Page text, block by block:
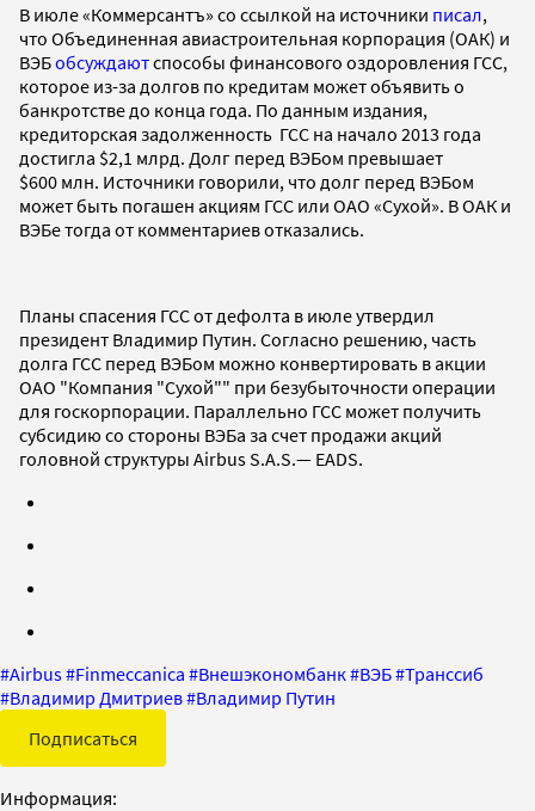
В июле «Коммерсантъ» со ссылкой на источники писал,
что Объединенная авиастроительная корпорация (ОАК) и
ВЭБобсуждаютспособы финансового оздоровления ГСС,
которое из-за долгов по кредитам может объявить о
банкротстве до конца года. По данным издания,
кредиторская задолженность ГСС на начало 2013 года
достигла $2,1 млрд. Долг перед ВЭБом превышает
$600 млн. Источники говорили, что долг перед ВЭБом
может быть погашен акциям ГСС или ОАО «Сухой». В ОАК и
ВЭБе тогда от комментариев отказались.
Планы спасения ГСС от дефолта в июле утвердил
президент Владимир Путин. Согласно решению, часть
долга ГСС перед ВЭБом можно конвертировать в акции
ОАО "Компания "Сухой"" при безубыточности операции
для госкорпорации. Параллельно ГСС может получить
субсидию со стороны ВЭБа за счет продажи акций
головной структуры Airbus S.A.S.— EADS.
#Airbus#Finmeccanica #Внешэкономбанк#ВЭБ#Транссиб
#Владимир Дмитриев#Владимир Путин
Подписаться
Информация: